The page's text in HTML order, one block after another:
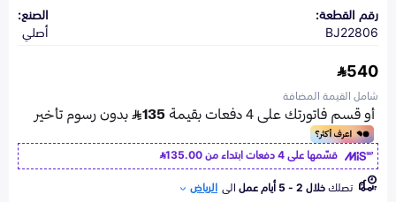
رقم القطعة:
BJ22806
الصنع:
أصلي
540
شامل القيمة المضافة
قسّمها على 4 دفعات ابتداء من
135.00
تصلكخلال 2 - 5 أيام عمل الى الرياض